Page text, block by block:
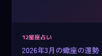
12星座占い
2026年3月の蠍座の運勢